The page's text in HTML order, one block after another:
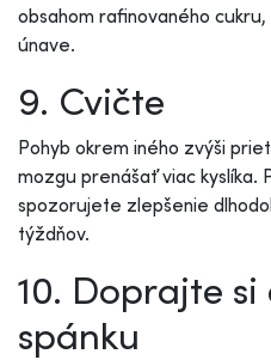
obsahom rafinovaného
únave.
9. Cvičte
Pohyb okrem iného zvýši
mozgu prenášať viac kyslíka.
spozorujete zlepšenie
týždňov.
10. Doprajte
spánku